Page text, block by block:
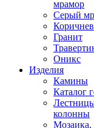
мрамор
Серый
Гранит
Оникс
Изделия
Камины
Каталог
колонны
Мозаика,